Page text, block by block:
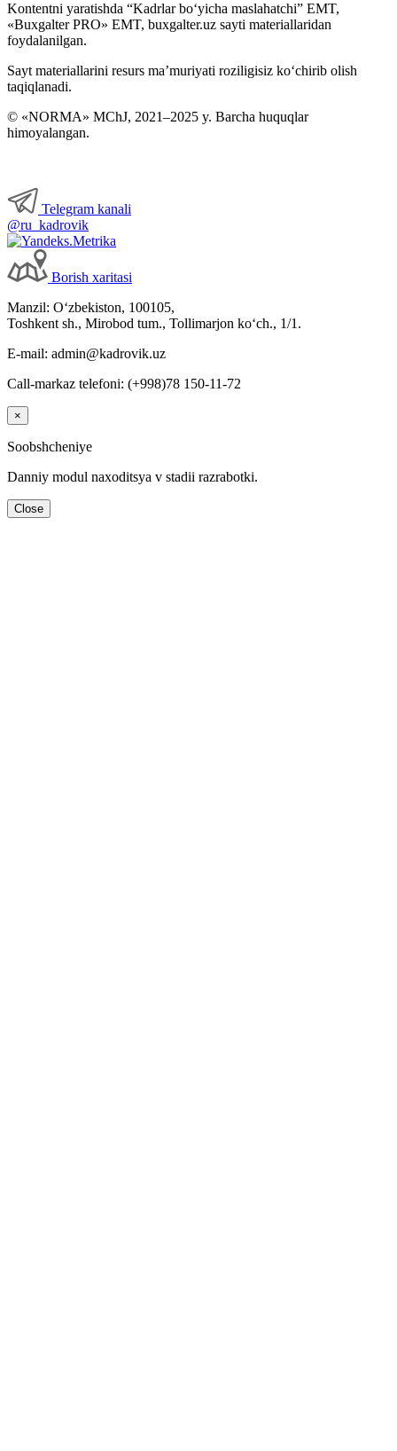
Kontentni yaratishda “Kadrlar boʻyicha maslahatchi” EMT,
«Buxgalter PRO» EMT, buxgalter.uz sayti materiallaridan
foydalanilgan.
Sayt materiallarini resurs ma’muriyati roziligisiz koʻchirib olish
taqiqlanadi.
© «NORMA» MChJ, 2021–2025 y. Barcha huquqlar
himoyalangan.
Telegram kanali
@ru_kadrovik
Borish хaritasi
Manzil: Oʻzbekiston, 100105,
Toshkent sh., Mirobod tum., Tollimarjon koʻch., 1/1.
E-mail: admin@kadrovik.uz
Call-markaz telefoni: (+998)78 150-11-72
×
Soobshcheniye
Danniy modul naхoditsya v stadii razrabotki.
Close